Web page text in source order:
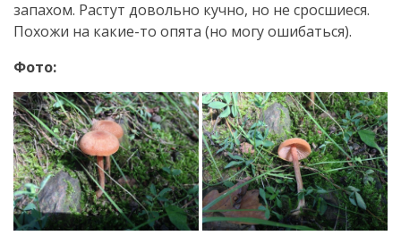
запахом. Растут довольно кучно, но не сросшиеся.
Похожи на какие-то опята (но могу ошибаться).
Фото: